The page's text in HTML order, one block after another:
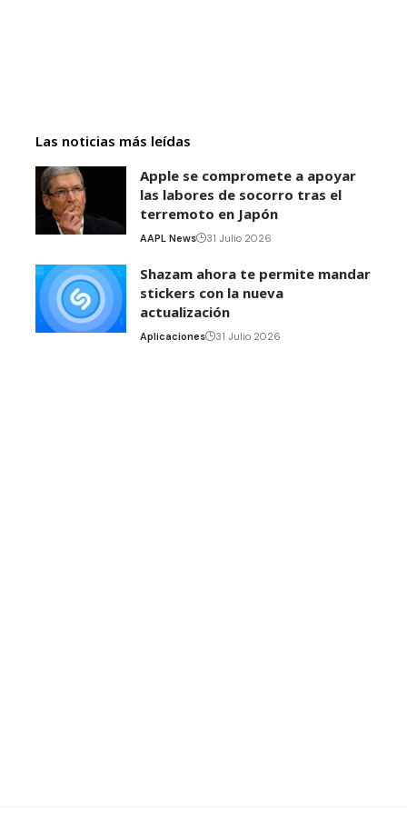
Las noticias más leídas
Apple se compromete a apoyar
las labores de socorro tras el
terremoto en Japón
AAPL News 31 Julio 2026
Shazam ahora te permite mandar
stickers con la nueva
actualización
Aplicaciones 31 Julio 2026